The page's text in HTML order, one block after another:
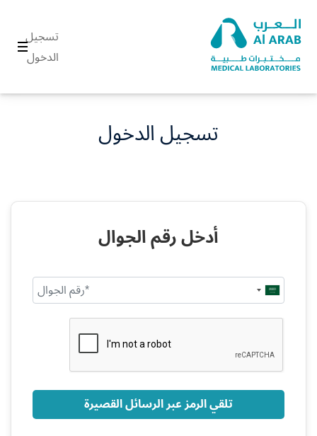
تسجيل
الدخول
تسجيل الدخول
أدخل رقم الجوال
Saudi
Arabia
تلقي الرمز عبر الرسائل القصيرة